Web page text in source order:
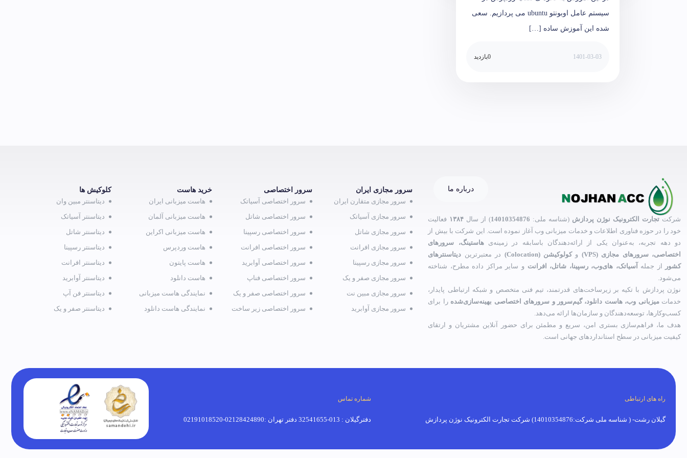
سیستم عامل اوبونتو ubuntu می پردازیم. سعی
شده این آموزش ساده […]
1401-03-03
0بازدید
درباره ما
شرکت تجارت الکترونیک نوژن پردازش (شناسه ملی: 14010354876) از سال ۱۳۸۴ فعالیت
خود را در حوزه فناوری اطلاعات و خدمات میزبانی وب آغاز نموده است. این شرکت با بیش از
دو دهه تجربه، به‌عنوان یکی از ارائه‌دهندگان باسابقه در زمینه‌یهاستینگ، سرورهای
اختصاصی، سرورهای مجازی (VPS)
وکولوکیشن (Colocation) در معتبرترین دیتاسنترهای
کشور
از جمله آسیاتک، های‌وب، رسپینا، شاتل، افرانت و سایر مراکز داده مطرح، شناخته
می‌شود.
نوژن پردازش با تکیه بر زیرساخت‌های قدرتمند، تیم فنی متخصص و شبکه ارتباطی پایدار،
خدماتمیزبانی وب، هاست دانلود، گیم‌سرور و سرورهای اختصاصی بهینه‌سازی‌شده را برای
کسب‌وکارها، توسعه‌دهندگان و سازمان‌ها ارائه می‌دهد.
هدف ما، فراهم‌سازی بستری امن، سریع و مطمئن برای حضور آنلاین مشتریان و ارتقای
کیفیت میزبانی در سطح استانداردهای جهانی است.
سرور مجازی ایران
سرور مجازی متقارن ایران
سرور مجازی آسیاتک
سرور مجازی شاتل
سرور مجازی افرانت
سرور مجازی رسپینا
سرور مجازی صفر و یک
سرور مجازی مبین نت
سرور مجازی آوابرید
سرور اختصاصی
سرور اختصاصی آسیاتک
سرور اختصاصی شاتل
سرور اختصاصی رسپینا
سرور اختصاصی افرانت
سرور اختصاصی آوابرید
سرور اختصاصی فناپ
سرور اختصاصی صفر و یک
سرور اختصاصی زیر ساخت
خرید هاست
هاست میزبانی ایران
هاست میزبانی آلمان
هاست میزبانی اکراین
هاست وردپرس
هاست پایتون
هاست دانلود
نمایندگی هاست میزبانی
نمایندگی هاست دانلود
کلوکیش ها
دیتاسنتر مبین وان
دیتاسنتر آسیاتک
دیتاسنتر شاتل
دیتاسنتر رسپینا
دیتاسنتر افرانت
دیتاسنتر آوابرید
دیتاسنتر فن آپ
دیتاسنتر صفر و یک
راه های ارتباطی
گیلان رشت- ( شناسه ملی شرکت:14010354876) شرکت تجارت الکترونیک نوژن پردازش
شماره تماس
دفترگیلان : 013-32541655 دفتر تهران :02128424890-02191018520